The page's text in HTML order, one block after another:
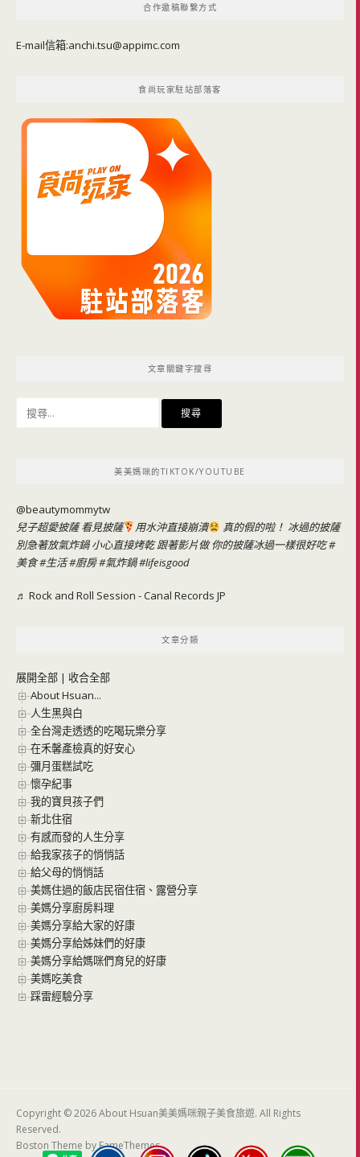
合作邀稿聯繫方式
E-mail信箱:anchi.tsu@appimc.com
食尚玩家駐站部落客
文章關鍵字搜尋
美美媽咪的TIKTOK/YOUTUBE
@beautymommytw
兒子超愛披薩 看見披薩
用水沖直接崩潰
真的假的啦！ 冰過的披薩
別急著放氣炸鍋 小心直接烤乾 跟著影片做 你的披薩冰過一樣很好吃#
美食#生活#廚房#氣炸鍋#lifeisgood
♬ Rock and Roll Session - Canal Records JP
文章分類
展開全部 | 收合全部
About Hsuan...
人生黑與白
全台灣走透透的吃喝玩樂分享
在禾馨產檢真的好安心
彌月蛋糕試吃
懷孕紀事
我的寶貝孩子們
新北住宿
有感而發的人生分享
給我家孩子的悄悄話
給父母的悄悄話
美媽住過的飯店民宿住宿、露營分享
美媽分享廚房料理
美媽分享給大家的好康
美媽分享給姊妹們的好康
美媽分享給媽咪們育兒的好康
美媽吃美食
踩雷經驗分享
Copyright © 2026 About Hsuan美美媽咪親子美食旅遊. All Rights
Reserved.
Boston Theme byFameThemes